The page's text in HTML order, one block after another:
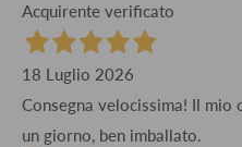
Acquirente verificato
18 Luglio 2026
Consegna velocissima! Il
un giorno, ben imballato.